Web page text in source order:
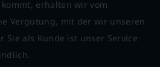
erhalten wir vom
Vergütung, mit der wir unseren
Sie als Kunde ist unser Service